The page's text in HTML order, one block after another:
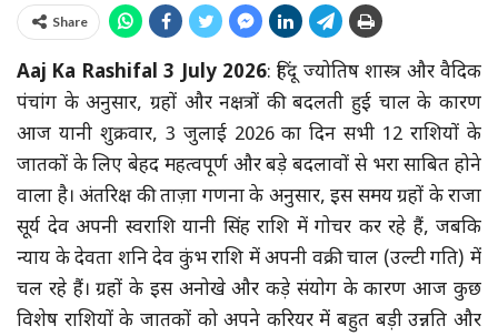
Share
Aaj Ka Rashifal 3 July 2026: हिंदू ज्योतिष शास्त्र और वैदिक
पंचांग के अनुसार, ग्रहों और नक्षत्रों की बदलती हुई चाल के कारण
आज यानी शुक्रवार, 3 जुलाई 2026 का दिन सभी 12 राशियों के
जातकों के लिए बेहद महत्वपूर्ण और बड़े बदलावों से भरा साबित होने
वाला है। अंतरिक्ष की ताज़ा गणना के अनुसार, इस समय ग्रहों के राजा
सूर्य देव अपनी स्वराशि यानी सिंह राशि में गोचर कर रहे हैं, जबकि
न्याय के देवता शनि देव कुंभ राशि में अपनी वक्री चाल (उल्टी गति) में
चल रहे हैं। ग्रहों के इस अनोखे और कड़े संयोग के कारण आज कुछ
विशेष राशियों के जातकों को अपने करियर में बहुत बड़ी उन्नति और